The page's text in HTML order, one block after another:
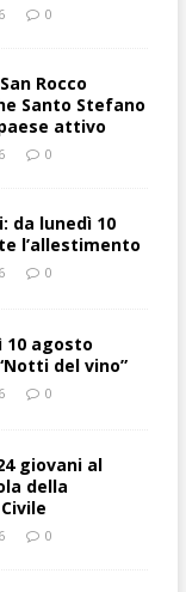
0
Rocco
Santo Stefano
attivo
0
da lunedì 10
l’allestimento
0
10 agosto
del vino”
0
giovani al
della
0